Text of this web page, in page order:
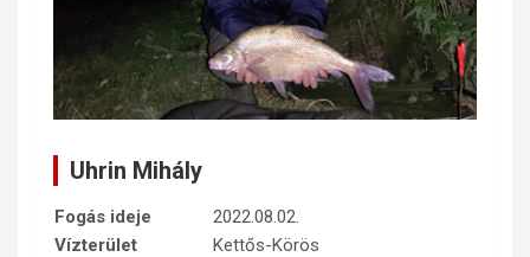
Uhrin Mihály
Fogás ideje
2022.08.02.
Vízterület
Kettős-Körös